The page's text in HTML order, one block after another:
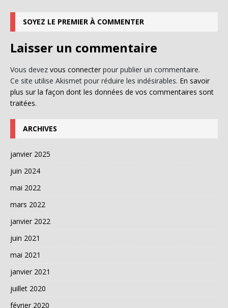
SOYEZ LE PREMIER À COMMENTER
Laisser un commentaire
Vous devez vous connecter pour publier un commentaire.
Ce site utilise Akismet pour réduire les indésirables. En savoir
plus sur la façon dont les données de vos commentaires sont
traitées.
ARCHIVES
janvier 2025
juin 2024
mai 2022
mars 2022
janvier 2022
juin 2021
mai 2021
janvier 2021
juillet 2020
février 2020